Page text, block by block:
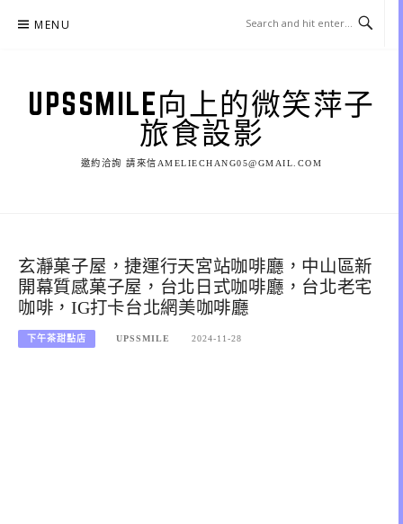
MENU
UPSSMILE向上的微笑萍子
旅食設影
邀約洽詢 請來信AMELIECHANG05@GMAIL.COM
玄瀞菓子屋，捷運行天宮站咖啡廳，中山區新
開幕質感菓子屋，台北日式咖啡廳，台北老宅
咖啡，IG打卡台北網美咖啡廳
下午茶甜點店 UPSSMILE 2024-11-28